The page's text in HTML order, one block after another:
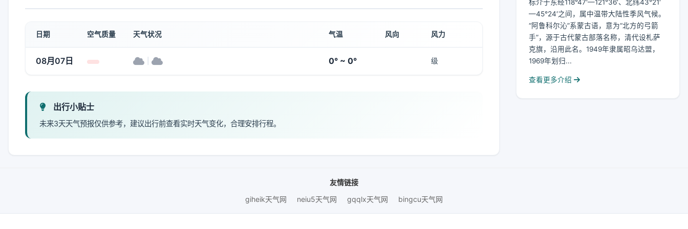
日期 空气质量 天气状况 气温 风向 风力
08月07日 0° ~ 0° 级
出行小贴士
未来3天天气预报仅供参考，建议出行前查看实时天气变化，合理安排行程。
标介于东经118°47′—121°36′、北纬43°21′
—45°24′之间，属中温带大陆性季风气候。
“阿鲁科尔沁”系蒙古语，意为“北方的弓箭
手”，源于古代蒙古部落名称，清代设札萨
克旗，沿用此名。1949年隶属昭乌达盟，
1969年划归...
查看更多介绍
友情链接
giheik天气网
neiu5天气网 gqqlx天气网 bingcu天气网